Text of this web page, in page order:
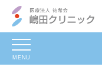
toggle
navigation